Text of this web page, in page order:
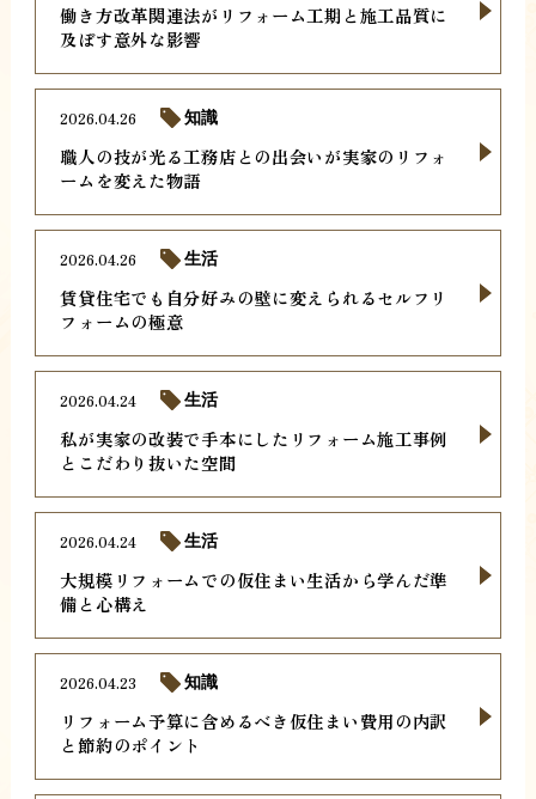
働き方改革関連法がリフォーム工期と施工品質に
及ぼす意外な影響
職人の技が光る工務店との出会いが実家のリフォ
ームを変えた物語
2026.04.26 知識
賃貸住宅でも自分好みの壁に変えられるセルフリ
フォームの極意
2026.04.26 生活
私が実家の改装で手本にしたリフォーム施工事例
とこだわり抜いた空間
2026.04.24 生活
大規模リフォームでの仮住まい生活から学んだ準
備と心構え
2026.04.24 生活
リフォーム予算に含めるべき仮住まい費用の内訳
と節約のポイント
2026.04.23 知識